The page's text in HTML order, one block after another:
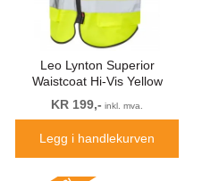
Leo Lynton Superior
Waistcoat Hi-Vis Yellow
KR 199,- inkl. mva.
Legg i handlekurven